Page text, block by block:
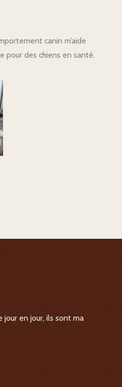
canin m’aide
pour des chiens en santé.
en jour, ils sont ma